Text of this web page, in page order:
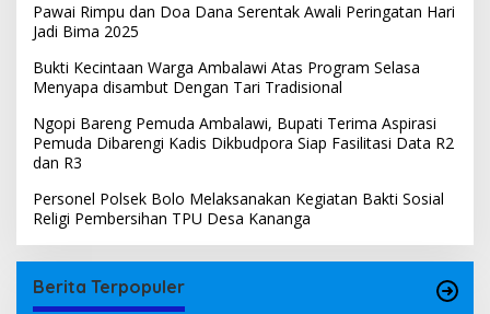
Pawai Rimpu dan Doa Dana Serentak Awali Peringatan Hari
Jadi Bima 2025
Bukti Kecintaan Warga Ambalawi Atas Program Selasa
Menyapa disambut Dengan Tari Tradisional
Ngopi Bareng Pemuda Ambalawi, Bupati Terima Aspirasi
Pemuda Dibarengi Kadis Dikbudpora Siap Fasilitasi Data R2
dan R3
Personel Polsek Bolo Melaksanakan Kegiatan Bakti Sosial
Religi Pembersihan TPU Desa Kananga
Berita Terpopuler